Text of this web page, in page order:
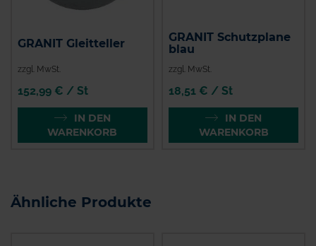
GRANIT Gleitteller
zzgl. MwSt.
152,99 € / St
IN DEN
WARENKORB
GRANIT Schutzplane
blau
zzgl. MwSt.
18,51 € / St
IN DEN
WARENKORB
Ähnliche Produkte